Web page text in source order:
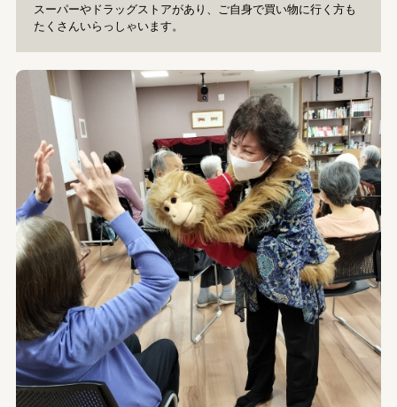
スーパーやドラッグストアがあり、ご自身で買い物に行く方も
たくさんいらっしゃいます。